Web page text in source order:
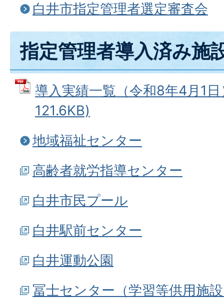
白井市指定管理者選定審査会
指定管理者導入済み施
導入実績一覧（令和8年4月1
121.6KB)
地域福祉センター
高齢者就労指導センター
白井市民プール
白井駅前センター
白井運動公園
冨士センター（学習等供用施